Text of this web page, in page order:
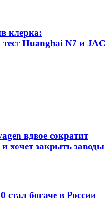
клерка:
Huanghai N7 и JAC
вдвое сократит
хочет закрыть заводы
стал богаче в России